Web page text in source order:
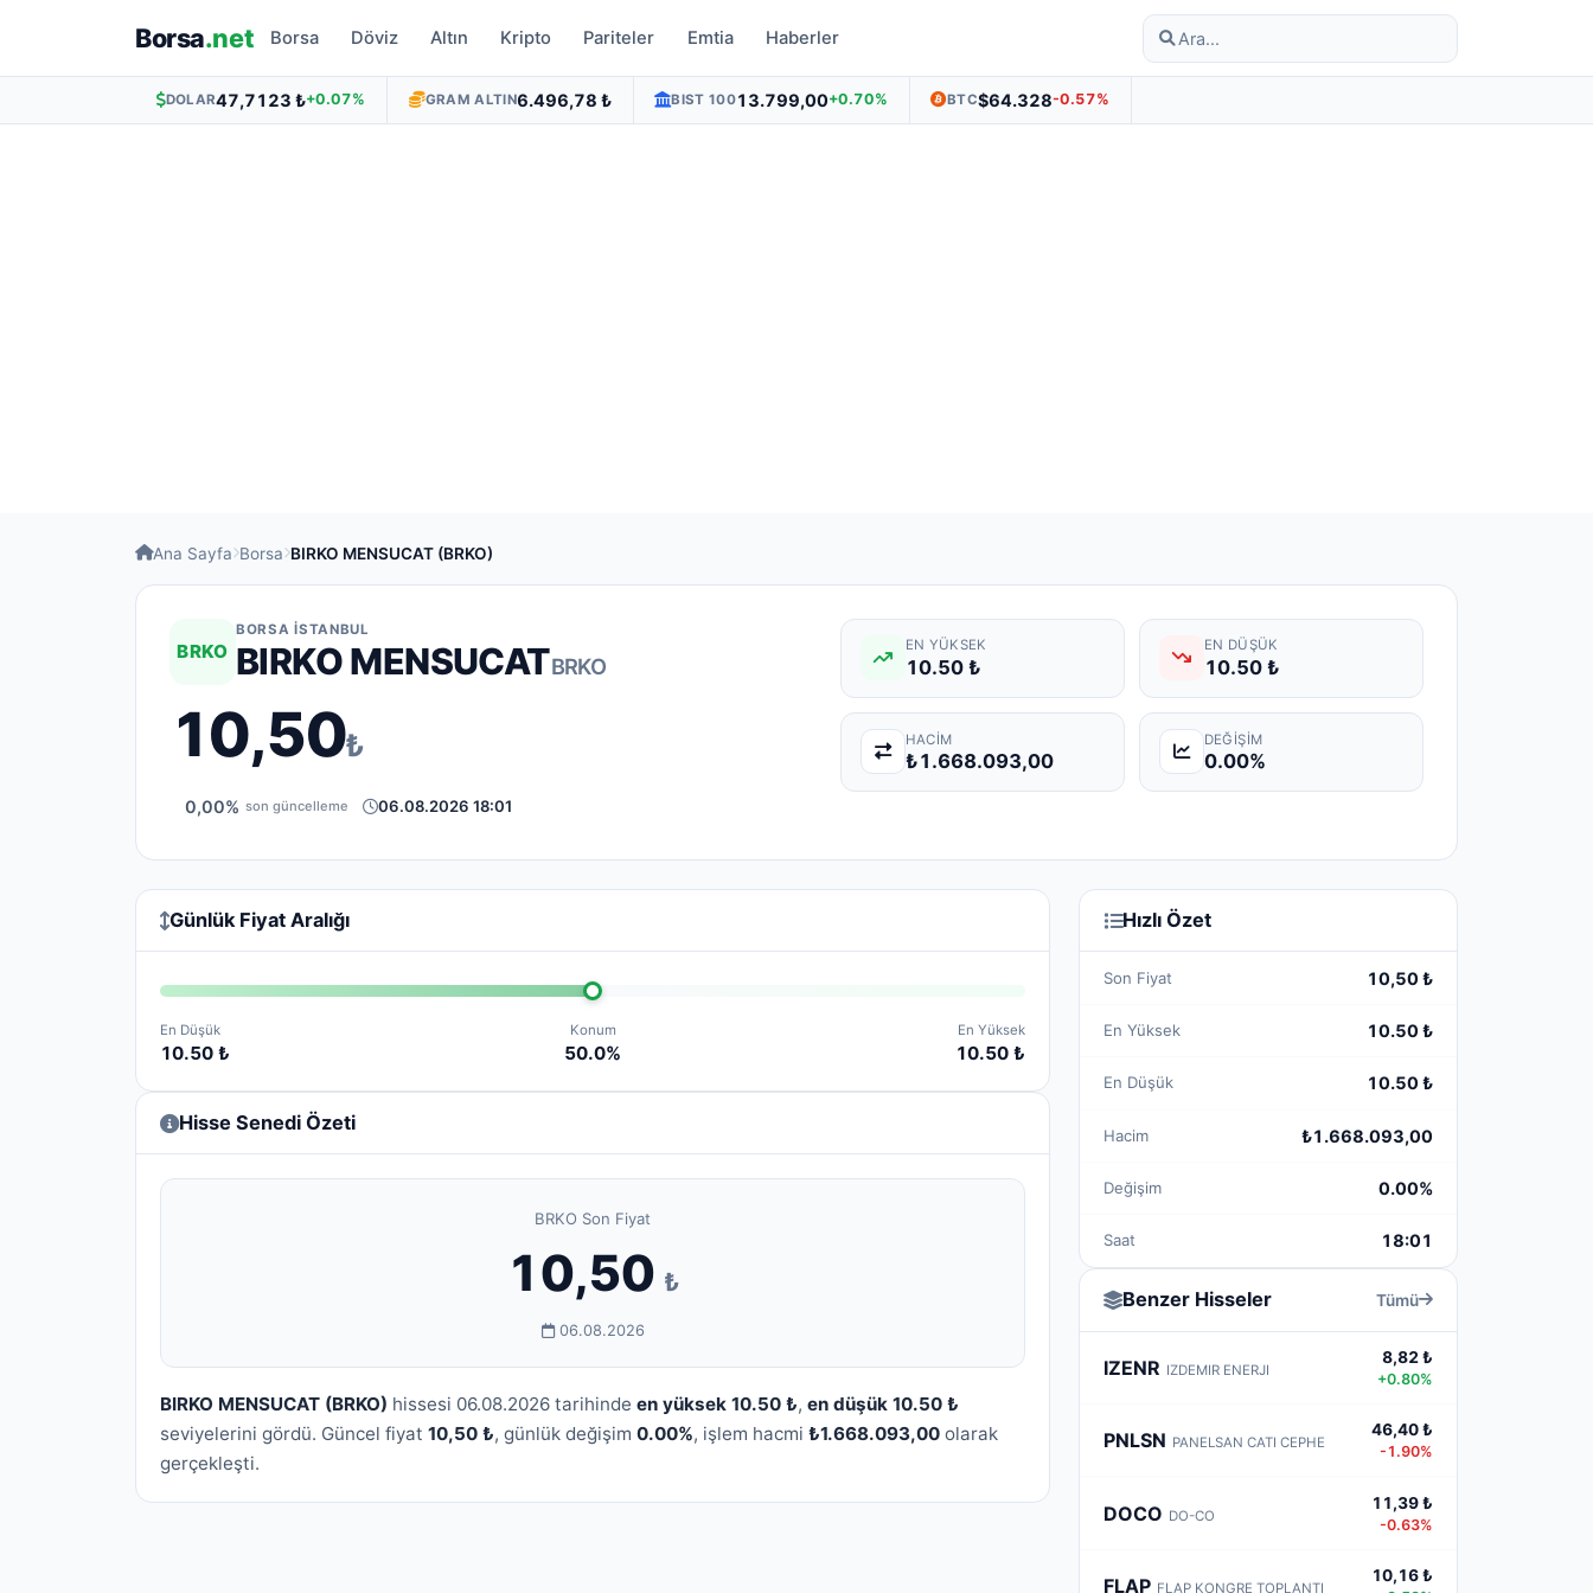
Borsa.net Borsa Döviz Altın Kripto Pariteler Emtia Haberler
DOLAR47,7123 ₺+0.07% GRAM ALTIN6.496,78 ₺ BIST 10013.799,00+0.70% BTC$64.328-0.57%
Ana Sayfa Borsa BIRKO MENSUCAT (BRKO)
BRKO
BORSA İSTANBUL
BIRKO MENSUCATBRKO
10,50₺
0,00% son güncelleme 06.08.2026 18:01
EN YÜKSEK
10.50 ₺
EN DÜŞÜK
10.50 ₺
HACIM
₺1.668.093,00
DEĞIŞIM
0.00%
Günlük Fiyat Aralığı
En Düşük
10.50 ₺
Konum
50.0%
En Yüksek
10.50 ₺
Hisse Senedi Özeti
BRKO Son Fiyat
10,50 ₺
06.08.2026
BIRKO MENSUCAT (BRKO) hissesi 06.08.2026 tarihinde en yüksek 10.50 ₺, en düşük 10.50 ₺
seviyelerini gördü. Güncel fiyat 10,50 ₺, günlük değişim 0.00%, işlem hacmi ₺1.668.093,00 olarak
gerçekleşti.
Hızlı Özet
Son Fiyat 10,50 ₺
En Yüksek 10.50 ₺
En Düşük 10.50 ₺
Hacim ₺1.668.093,00
Değişim 0.00%
Saat 18:01
Benzer Hisseler Tümü
IZENR IZDEMIR ENERJI
8,82 ₺
+0.80%
PNLSN PANELSAN CATI CEPHE
46,40 ₺
-1.90%
DOCO DO-CO
11,39 ₺
-0.63%
FLAP FLAP KONGRE TOPLANTI
10,16 ₺